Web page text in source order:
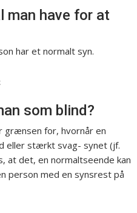
man have for at
har et normalt syn.
som blind?
grænsen for, hvornår en
eller stærkt svag- synet (jf.
at det, en normaltseende kan
person med en synsrest på